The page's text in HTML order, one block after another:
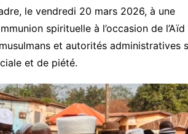
le vendredi 20 mars 2026, à une
spirituelle à l’occasion de l’Aïd
et autorités administratives
et de piété.